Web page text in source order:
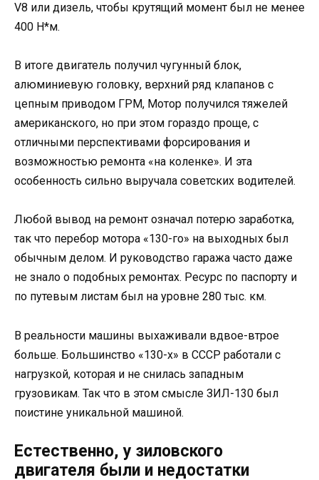
V8 или дизель, чтобы крутящий момент был не менее
400 Н*м.
В итоге двигатель получил чугунный блок,
алюминиевую головку, верхний ряд клапанов с
цепным приводом ГРМ, Мотор получился тяжелей
американского, но при этом гораздо проще, с
отличными перспективами форсирования и
возможностью ремонта «на коленке». И эта
особенность сильно выручала советских водителей.
Любой вывод на ремонт означал потерю заработка,
так что перебор мотора «130-го» на выходных был
обычным делом. И руководство гаража часто даже
не знало о подобных ремонтах. Ресурс по паспорту и
по путевым листам был на уровне 280 тыс. км.
В реальности машины выхаживали вдвое-втрое
больше. Большинство «130-х» в СССР работали с
нагрузкой, которая и не снилась западным
грузовикам. Так что в этом смысле ЗИЛ-130 был
поистине уникальной машиной.
Естественно, у зиловского
двигателя были и недостатки